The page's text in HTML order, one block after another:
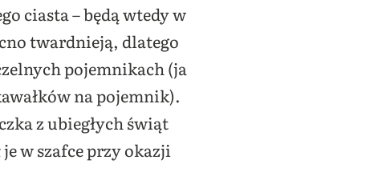
ciasta – będą wtedy w
twardnieją, dlatego
pojemnikach (ja
na pojemnik).
z ubiegłych świąt
w szafce przy okazji